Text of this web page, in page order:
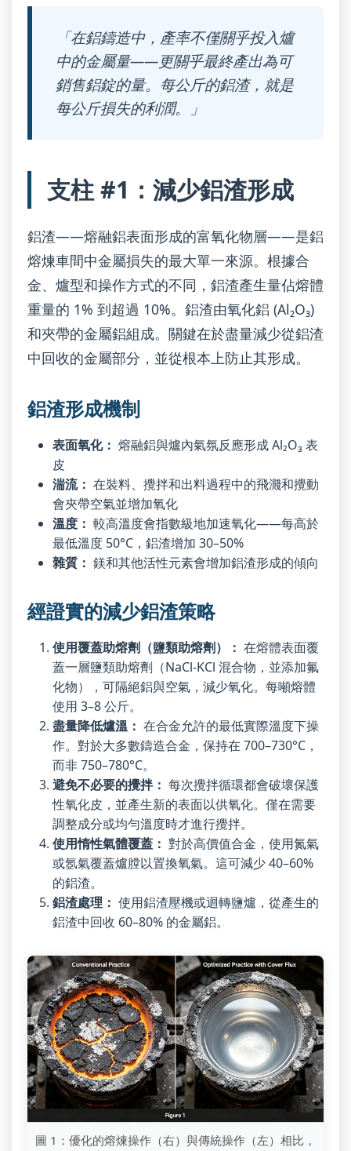
「在鋁鑄造中，產率不僅關乎投入爐
中的金屬量——更關乎最終產出為可
銷售鋁錠的量。每公斤的鋁渣，就是
每公斤損失的利潤。」
支柱 #1：減少鋁渣形成
鋁渣——熔融鋁表面形成的富氧化物層——是鋁
熔煉車間中金屬損失的最大單一來源。根據合
金、爐型和操作方式的不同，鋁渣產生量佔熔體
重量的 1% 到超過 10%。鋁渣由氧化鋁 (Al₂O₃)
和夾帶的金屬鋁組成。關鍵在於盡量減少從鋁渣
中回收的金屬部分，並從根本上防止其形成。
鋁渣形成機制
表面氧化： 熔融鋁與爐內氣氛反應形成 Al₂O₃ 表
皮
湍流： 在裝料、攪拌和出料過程中的飛濺和攪動
會夾帶空氣並增加氧化
溫度： 較高溫度會指數級地加速氧化——每高於
最低溫度 50°C，鋁渣增加 30–50%
雜質： 鎂和其他活性元素會增加鋁渣形成的傾向
經證實的減少鋁渣策略
使用覆蓋助熔劑（鹽類助熔劑）： 在熔體表面覆
蓋一層鹽類助熔劑（NaCl-KCl 混合物，並添加氟
化物），可隔絕鋁與空氣，減少氧化。每噸熔體
使用 3–8 公斤。
盡量降低爐溫： 在合金允許的最低實際溫度下操
作。對於大多數鑄造合金，保持在 700–730°C，
而非 750–780°C。
避免不必要的攪拌： 每次攪拌循環都會破壞保護
性氧化皮，並產生新的表面以供氧化。僅在需要
調整成分或均勻溫度時才進行攪拌。
使用惰性氣體覆蓋： 對於高價值合金，使用氮氣
或氬氣覆蓋爐膛以置換氧氣。這可減少 40–60%
的鋁渣。
鋁渣處理： 使用鋁渣壓機或迴轉鹽爐，從產生的
鋁渣中回收 60–80% 的金屬鋁。
圖 1：優化的熔煉操作（右）與傳統操作（左）相比，